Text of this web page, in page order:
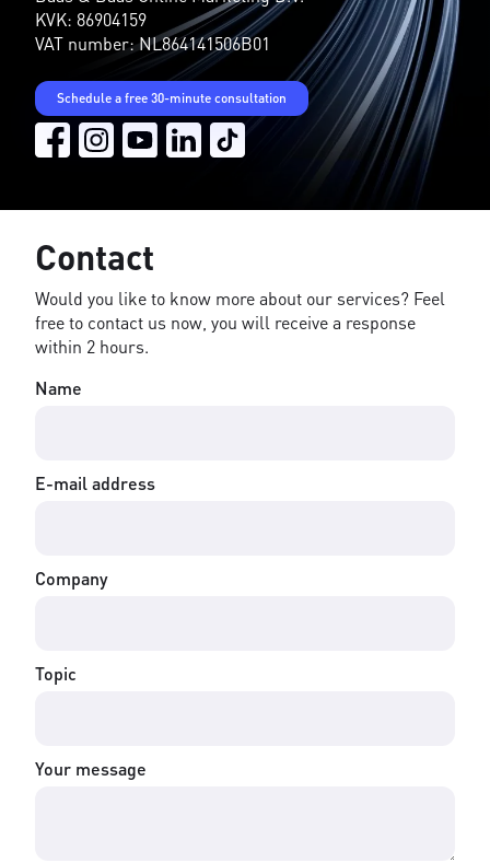
KVK: 86904159
VAT number: NL864141506B01
Schedule a free 30-minute consultation
Contact
Would you like to know more about our services? Feel
free to contact us now, you will receive a response
within 2 hours.
Name
E-mail address
Company
Topic
Your message